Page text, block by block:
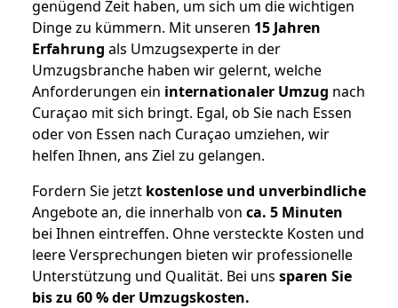
genügend Zeit haben, um sich um die wichtigen
Dinge zu kümmern. Mit unseren 15 Jahren
Erfahrung als Umzugsexperte in der
Umzugsbranche haben wir gelernt, welche
Anforderungen ein internationaler Umzug nach
Curaçao mit sich bringt. Egal, ob Sie nach Essen
oder von Essen nach Curaçao umziehen, wir
helfen Ihnen, ans Ziel zu gelangen.
Fordern Sie jetzt kostenlose und unverbindliche
Angebote an, die innerhalb von ca. 5 Minuten
bei Ihnen eintreffen. Ohne versteckte Kosten und
leere Versprechungen bieten wir professionelle
Unterstützung und Qualität. Bei uns sparen Sie
bis zu 60 % der Umzugskosten.